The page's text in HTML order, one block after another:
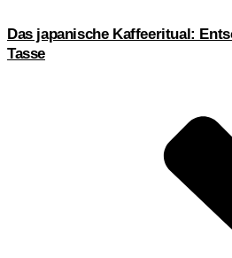
Das japanische Kaffeeritual:
Tasse